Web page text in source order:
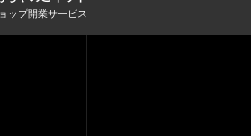
ップ開業サービス